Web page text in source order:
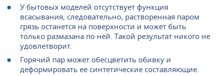
У бытовых моделей отсутствует функция
всасывания, следовательно, растворенная паром
грязь останется на поверхности и может быть
только размазана по ней. Такой результат никого не
удовлетворит.
Горячий пар может обесцветить обивку и
деформировать ее синтетические составляющие.